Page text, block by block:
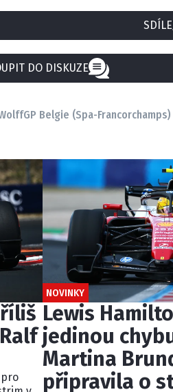
DO DISKUZE
GP Belgie (Spa-Francorchamps)
NOVINKY
Lewis
jedinou
Martina
připravila o